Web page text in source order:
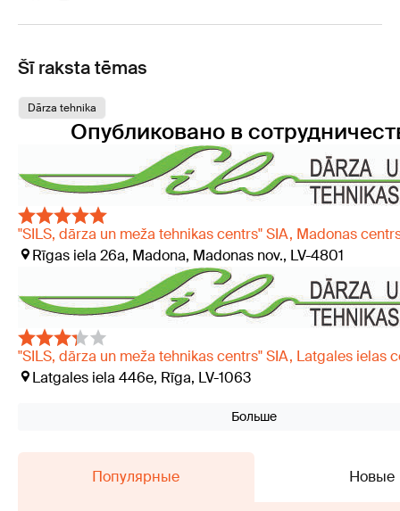
Šī raksta tēmas
Dārza tehnika
Опубликовано в
"SILS, dārza un meža tehnikas centrs" SIA, Madonas
Rīgas iela 26a, Madona, Madonas nov., LV-4801
"SILS, dārza un meža tehnikas centrs" SIA, Latgales ielas
Latgales iela 446e, Rīga, LV-1063
Больше
Популярные Новые